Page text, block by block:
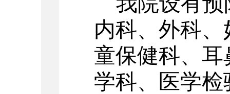
内科、外科
童保健科、
学科、医学